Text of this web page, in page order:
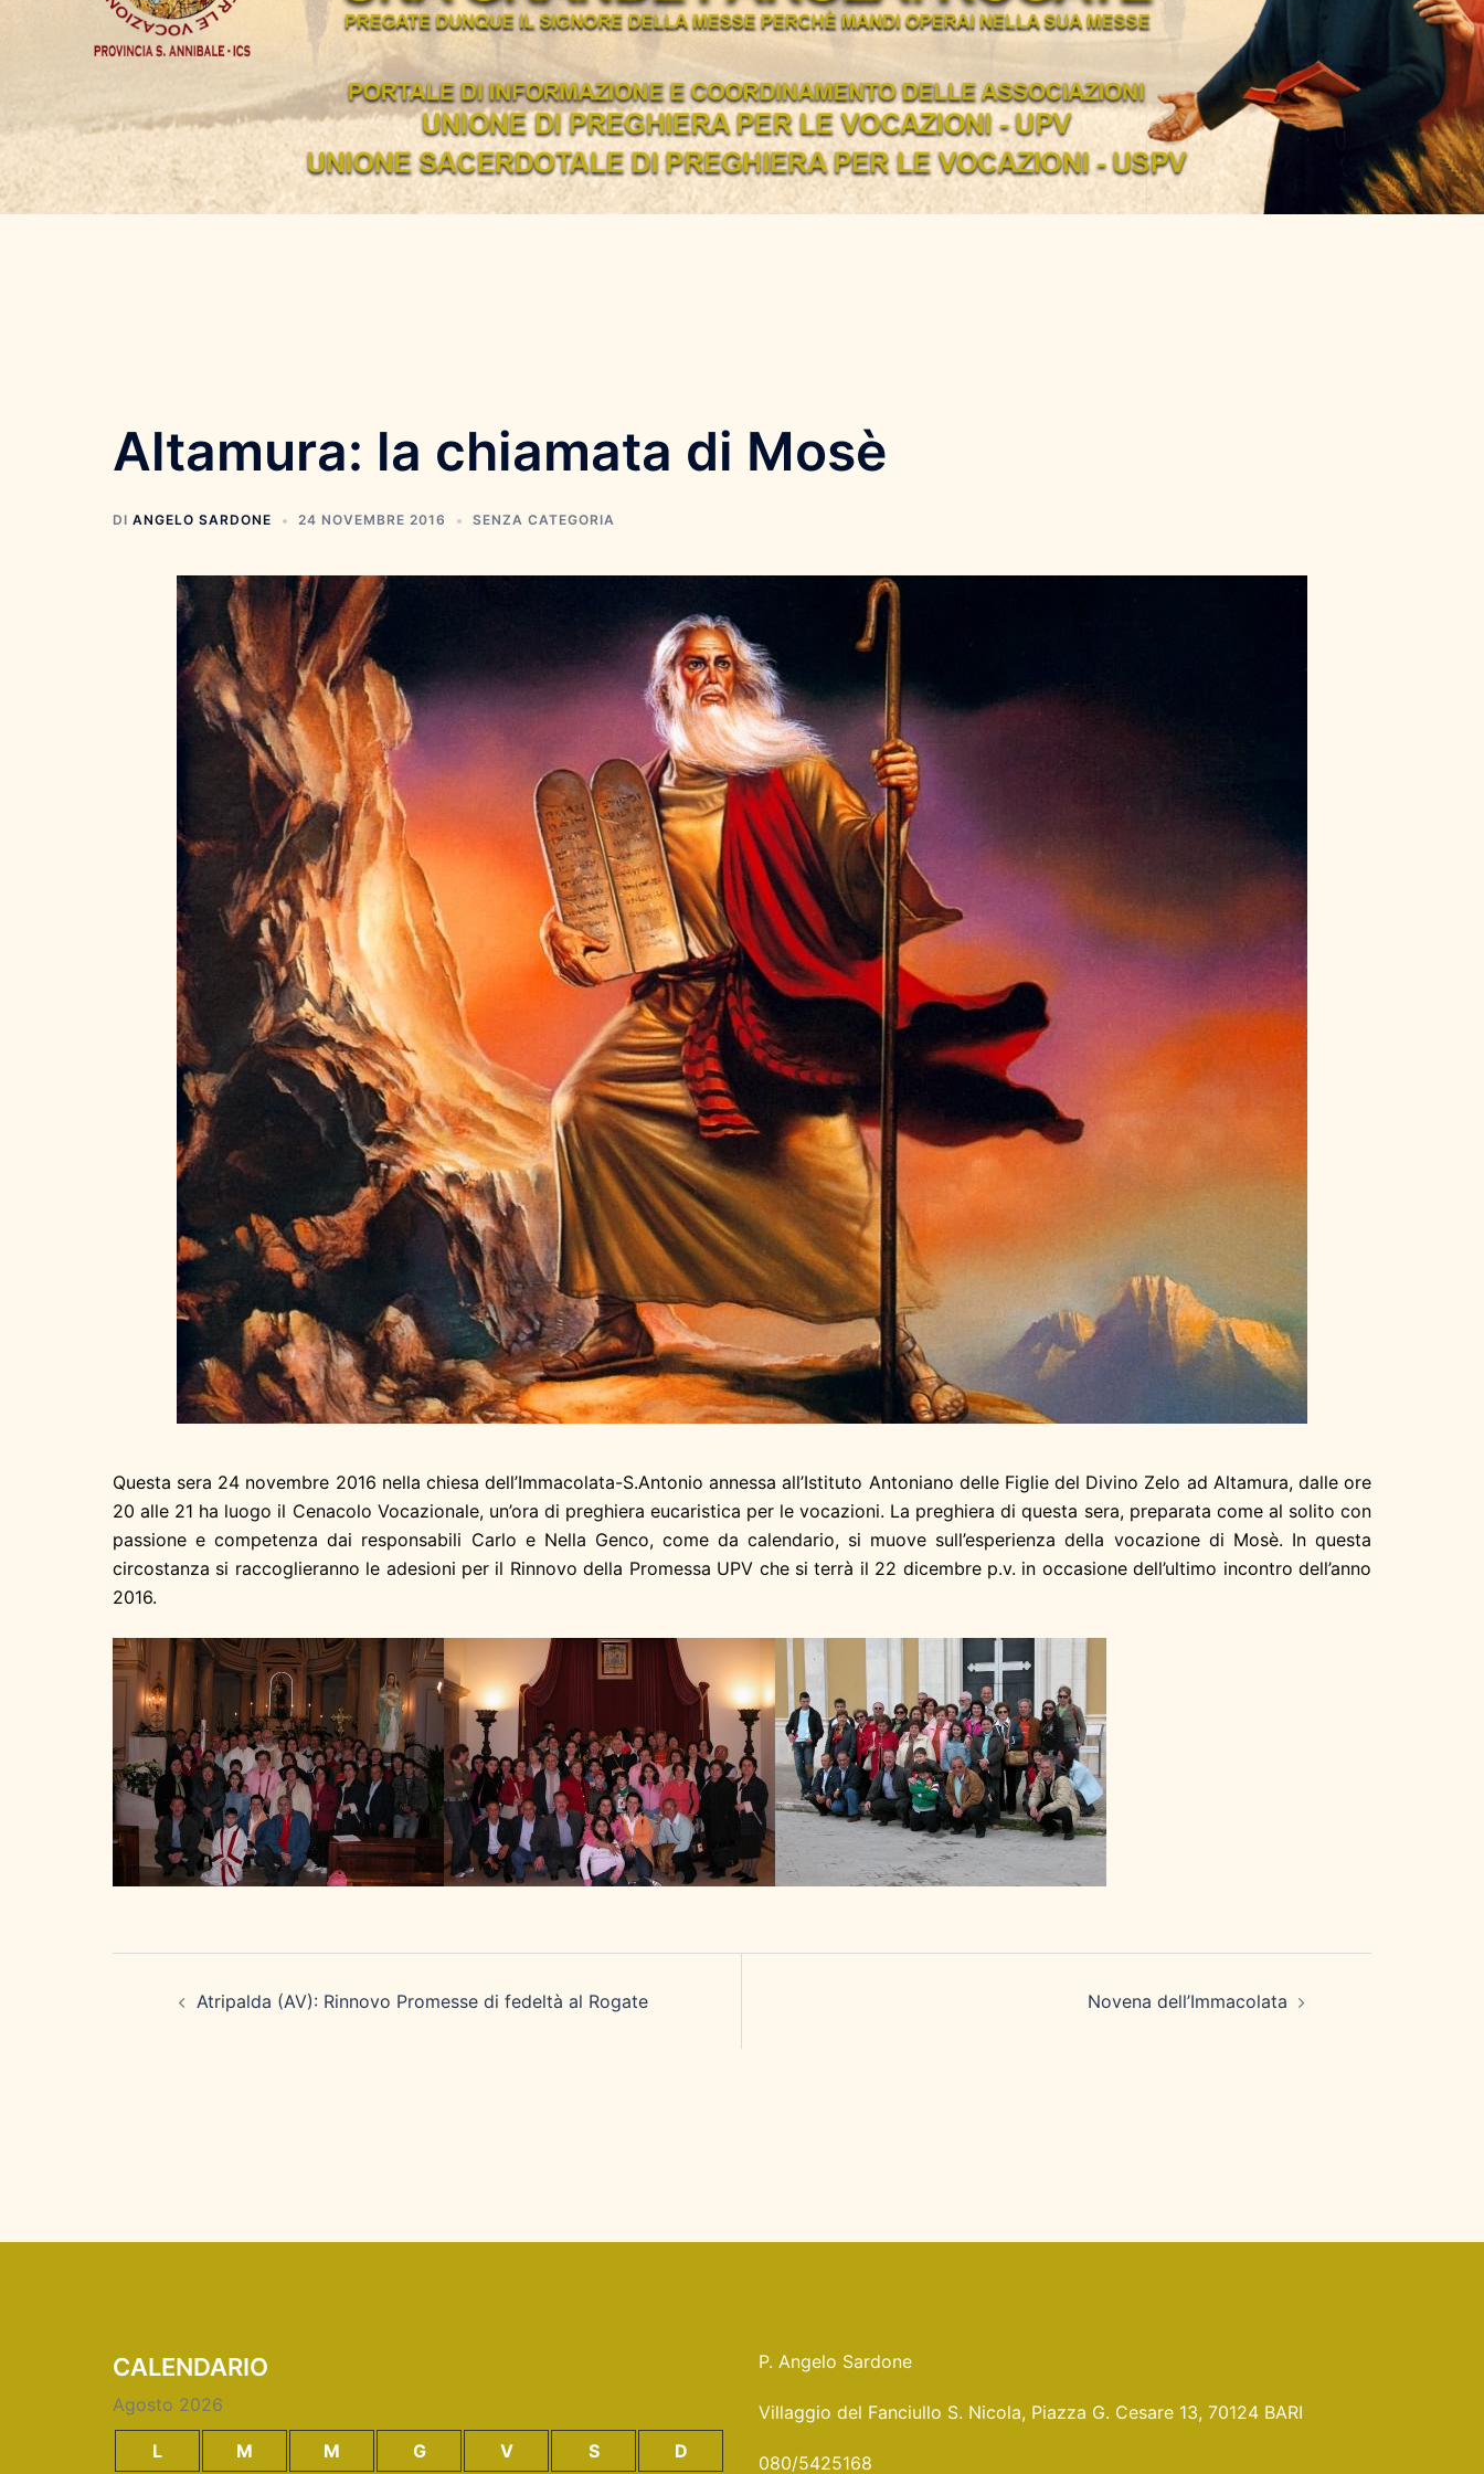
Altamura: la chiamata di Mosè
DI ANGELO SARDONE 24 NOVEMBRE 2016 SENZA CATEGORIA
Questa sera 24 novembre 2016 nella chiesa dell’Immacolata-S.Antonio annessa all’Istituto Antoniano delle Figlie del Divino Zelo ad Altamura, dalle ore
20 alle 21 ha luogo il Cenacolo Vocazionale, un’ora di preghiera eucaristica per le vocazioni. La preghiera di questa sera, preparata come al solito con
passione e competenza dai responsabili Carlo e Nella Genco, come da calendario, si muove sull’esperienza della vocazione di Mosè. In questa
circostanza si raccoglieranno le adesioni per il Rinnovo della Promessa UPV che si terrà il 22 dicembre p.v. in occasione dell’ultimo incontro dell’anno
2016.
articoloAtripalda (AV): Rinnovo Promesse di fedeltà al Rogate Novena dell’Immacolata
CALENDARIO
Agosto 2026
L M M G V S D
P. Angelo Sardone
Villaggio del Fanciullo S. Nicola, Piazza G. Cesare 13, 70124 BARI
080/5425168